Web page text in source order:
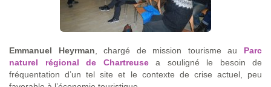
Emmanuel Heyrman , chargé de mission tourisme au Parc
naturel régional de Chartreusea souligné le besoin de
fréquentation d’un tel site et le contexte de crise actuel, peu